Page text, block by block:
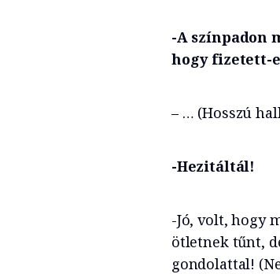
-A színpadon
hogy fizetett-
– … (Hosszú
-Hezitáltál!
-Jó, volt, hogy
ötletnek tűnt,
gondolattal!